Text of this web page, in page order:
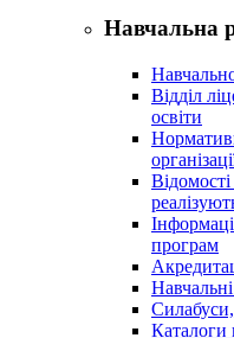
Навчальна
Відділ
освіти
програм
Каталоги